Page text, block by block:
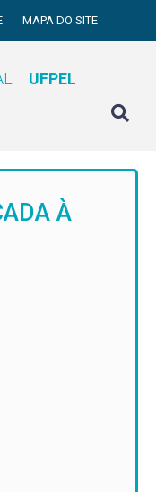
MAPA DO SITE
UFPEL
À